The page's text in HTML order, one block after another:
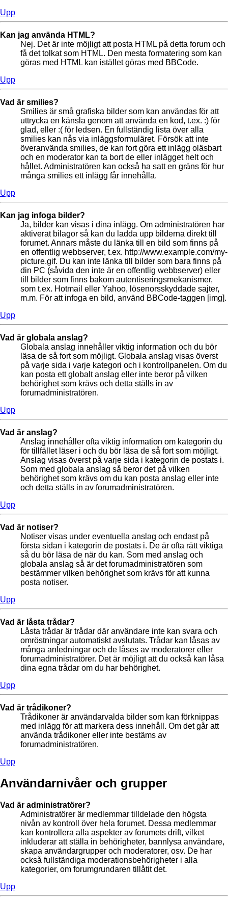
Upp
Kan jag använda HTML?
Nej. Det är inte möjligt att posta HTML på detta forum och
få det tolkat som HTML. Den mesta formatering som kan
göras med HTML kan istället göras med BBCode.
Upp
Vad är smilies?
Smilies är små grafiska bilder som kan användas för att
uttrycka en känsla genom att använda en kod, t.ex. :) för
glad, eller :( för ledsen. En fullständig lista över alla
smilies kan nås via inläggsformuläret. Försök att inte
överanvända smilies, de kan fort göra ett inlägg oläsbart
och en moderator kan ta bort de eller inlägget helt och
hållet. Administratören kan också ha satt en gräns för hur
många smilies ett inlägg får innehålla.
Upp
Kan jag infoga bilder?
Ja, bilder kan visas i dina inlägg. Om administratören har
aktiverat bilagor så kan du ladda upp bilderna direkt till
forumet. Annars måste du länka till en bild som finns på
en offentlig webbserver, t.ex. http://www.example.com/my-
picture.gif. Du kan inte länka till bilder som bara finns på
din PC (såvida den inte är en offentlig webbserver) eller
till bilder som finns bakom autentiseringsmekanismer,
som t.ex. Hotmail eller Yahoo, lösenorsskyddade sajter,
m.m. För att infoga en bild, använd BBCode-taggen [img].
Upp
Vad är globala anslag?
Globala anslag innehåller viktig information och du bör
läsa de så fort som möjligt. Globala anslag visas överst
på varje sida i varje kategori och i kontrollpanelen. Om du
kan posta ett globalt anslag eller inte beror på vilken
behörighet som krävs och detta ställs in av
forumadministratören.
Upp
Vad är anslag?
Anslag innehåller ofta viktig information om kategorin du
för tillfället läser i och du bör läsa de så fort som möjligt.
Anslag visas överst på varje sida i kategorin de postats i.
Som med globala anslag så beror det på vilken
behörighet som krävs om du kan posta anslag eller inte
och detta ställs in av forumadministratören.
Upp
Vad är notiser?
Notiser visas under eventuella anslag och endast på
första sidan i kategorin de postats i. De är ofta rätt viktiga
så du bör läsa de när du kan. Som med anslag och
globala anslag så är det forumadministratören som
bestämmer vilken behörighet som krävs för att kunna
posta notiser.
Upp
Vad är låsta trådar?
Låsta trådar är trådar där användare inte kan svara och
omröstningar automatiskt avslutats. Trådar kan låsas av
många anledningar och de låses av moderatorer eller
forumadministratörer. Det är möjligt att du också kan låsa
dina egna trådar om du har behörighet.
Upp
Vad är trådikoner?
Trådikoner är användarvalda bilder som kan förknippas
med inlägg för att markera dess innehåll. Om det går att
använda trådikoner eller inte bestäms av
forumadministratören.
Upp
Användarnivåer och grupper
Vad är administratörer?
Administratörer är medlemmar tilldelade den högsta
nivån av kontroll över hela forumet. Dessa medlemmar
kan kontrollera alla aspekter av forumets drift, vilket
inkluderar att ställa in behörigheter, bannlysa användare,
skapa användargrupper och moderatorer, osv. De har
också fullständiga moderationsbehörigheter i alla
kategorier, om forumgrundaren tillåtit det.
Upp